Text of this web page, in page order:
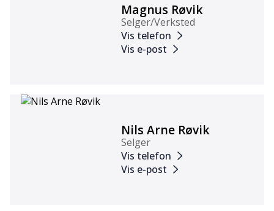
Magnus Røvik
Selger/Verksted
Vis telefon
Vis e-post
Nils Arne Røvik
Selger
Vis telefon
Vis e-post